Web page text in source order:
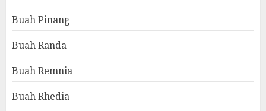
Buah Pinang
Buah Randa
Buah Remnia
Buah Rhedia